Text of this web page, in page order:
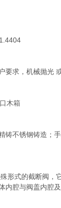
要求，机械抛光
木箱
铸不锈钢铸造；
形式的截断阀，
内腔与阀盖内腔